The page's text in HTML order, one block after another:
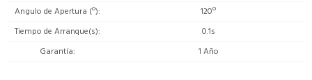
Angulo de Apertura (º)
120º
Tiempo de Arranque(s)
0.1s
Garantía
1 Año